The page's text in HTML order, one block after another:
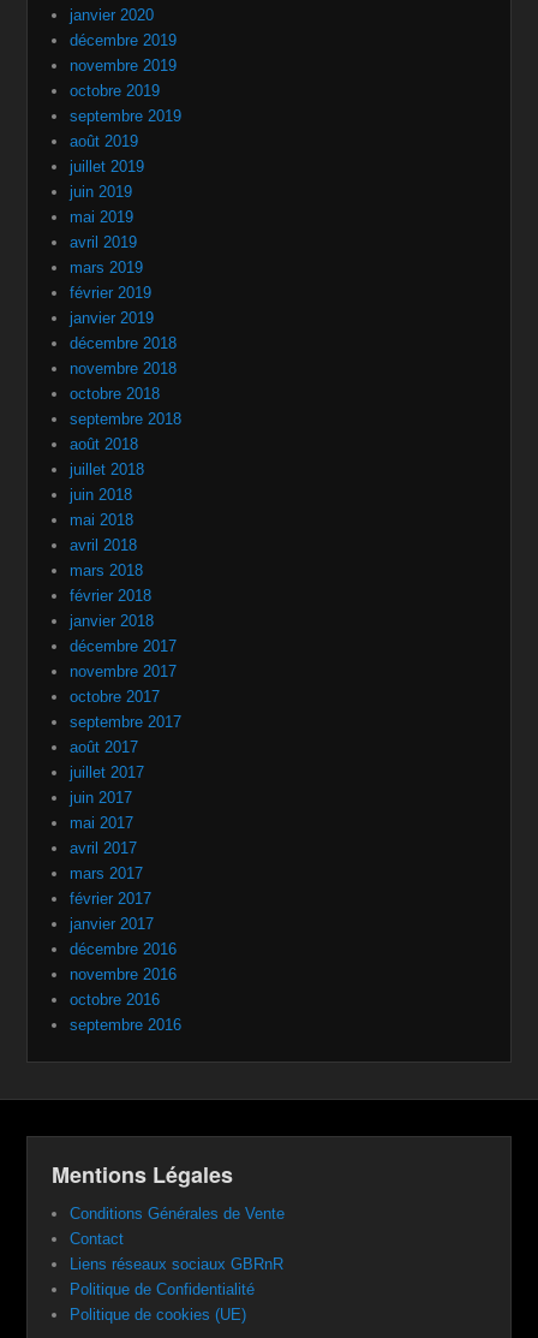
janvier 2020
décembre 2019
novembre 2019
octobre 2019
septembre 2019
août 2019
juillet 2019
juin 2019
mai 2019
avril 2019
mars 2019
février 2019
janvier 2019
décembre 2018
novembre 2018
octobre 2018
septembre 2018
août 2018
juillet 2018
juin 2018
mai 2018
avril 2018
mars 2018
février 2018
janvier 2018
décembre 2017
novembre 2017
octobre 2017
septembre 2017
août 2017
juillet 2017
juin 2017
mai 2017
avril 2017
mars 2017
février 2017
janvier 2017
décembre 2016
novembre 2016
octobre 2016
septembre 2016
Mentions Légales
Conditions Générales de Vente
Contact
Liens réseaux sociaux GBRnR
Politique de Confidentialité
Politique de cookies (UE)